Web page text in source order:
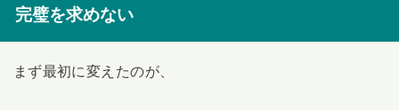
完璧を求めない
まず最初に変えたのが、